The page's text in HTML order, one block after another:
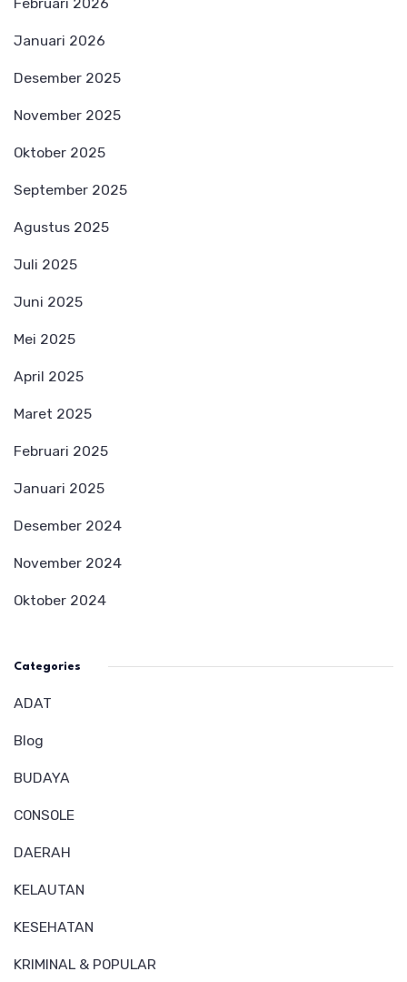
Januari 2026
Desember 2025
November 2025
Oktober 2025
September 2025
Agustus 2025
Juli 2025
Juni 2025
Mei 2025
April 2025
Maret 2025
Februari 2025
Januari 2025
Desember 2024
November 2024
Oktober 2024
Categories
ADAT
Blog
BUDAYA
CONSOLE
DAERAH
KELAUTAN
KESEHATAN
KRIMINAL & POPULAR